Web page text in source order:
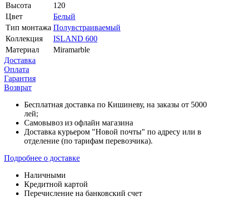
Высота
120
Цвет
Белый
Тип монтажа Полувстраиваемый
Коллекция
ISLAND 600
Материал
Miramarble
Доставка
Оплата
Гарантия
Возврат
Бесплатная доставка по Кишиневу, на заказы от 5000
лей;
Самовывоз из офлайн магазина
Доставка курьером "Новой почты" по адресу или в
отделение (по тарифам перевозчика).
Подробнее о доставке
Наличными
Кредитной картой
Перечисление на банковский счет